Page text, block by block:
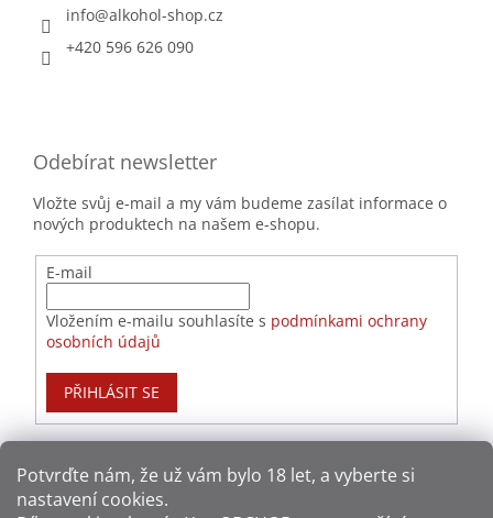
Potvrďte nám​​, že už vám bylo 18 let, a vyberte si
nastavení cookies.
info@alkohol-shop.cz
+420 596 626 090
Odebírat newsletter
Vložte svůj e-mail a my vám budeme zasílat informace o
nových produktech na našem e-shopu.
E-mail
Vložením e-mailu souhlasíte s podmínkami ochrany
osobních údajů
PŘIHLÁSIT SE